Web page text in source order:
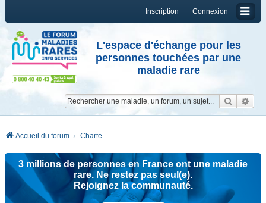
Connexion
Inscription
L'espace d'échange pour les
personnes touchées par une
maladie rare
Accueil du forum Charte
3 millions de personnes en France ont une maladie
rare. Ne restez pas seul(e).
Rejoignez la communauté.